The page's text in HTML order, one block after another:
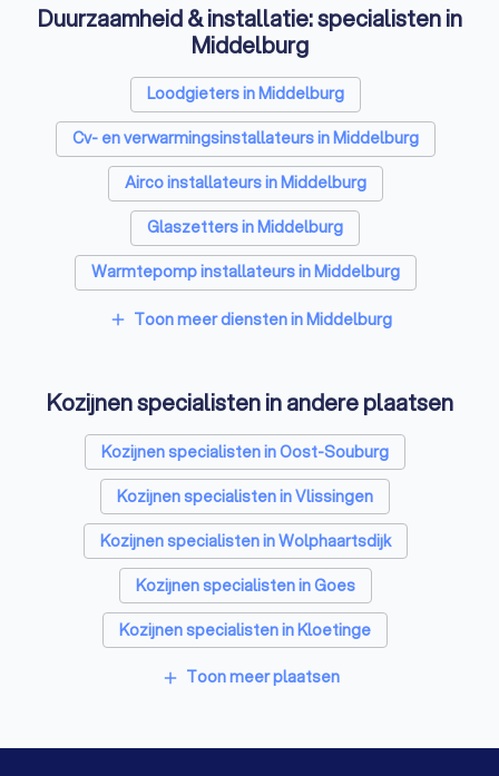
Duurzaamheid & installatie: specialisten in
Middelburg
Loodgieters in Middelburg
Cv- en verwarmingsinstallateurs in Middelburg
Airco installateurs in Middelburg
Glaszetters in Middelburg
Warmtepomp installateurs in Middelburg
Zonnepanelen-installateurs in Middelburg
Thuisbatterij installateurs in Middelburg
add Toon meer diensten in Middelburg
Kozijnen specialisten in andere plaatsen
Kozijnen specialisten in Oost-Souburg
Kozijnen specialisten in Vlissingen
Kozijnen specialisten in Wolphaartsdijk
Kozijnen specialisten in Goes
Kozijnen specialisten in Kloetinge
Kozijnen specialisten in Kattendijke
add Toon meer plaatsen